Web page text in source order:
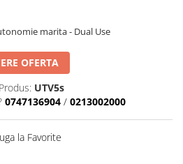
marita - Dual Use
OFERTA
UTV5s
0747136904 / 0213002000
la Favorite